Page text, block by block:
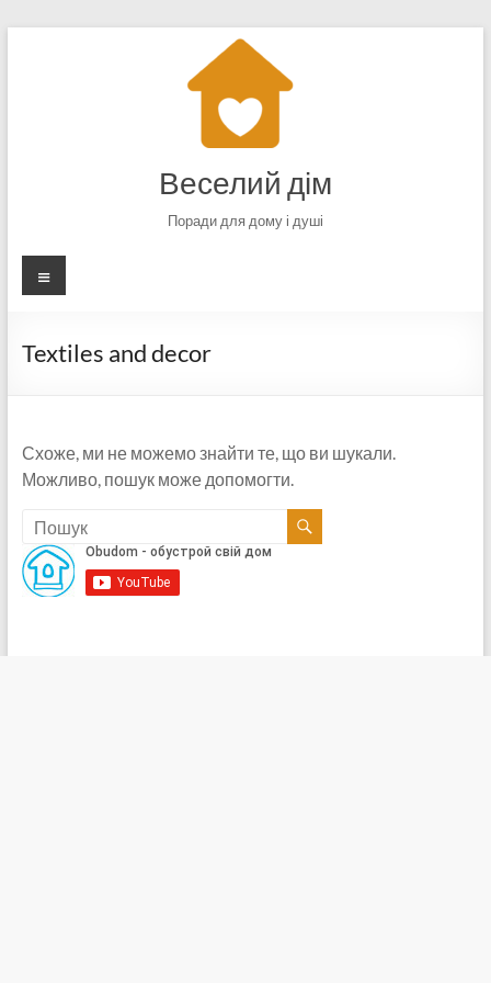
Веселий дім
Поради для дому і душі
Меню
Textiles and decor
Схоже, ми не можемо знайти те, що ви шукали.
Можливо, пошук може допомогти.